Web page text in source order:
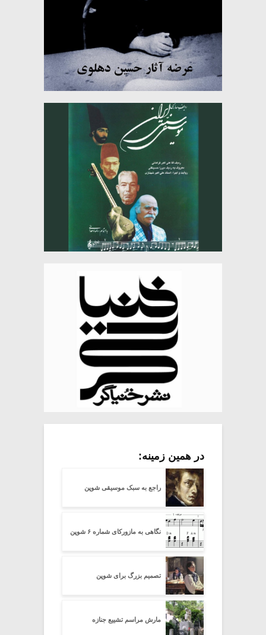
در همین زمینه:
راجع به سبک موسیقی شوپن
نگاهی به مازورکای شماره ۶ شوپن
تصمیم بزرگ برای شوپن
مارش مراسم تشییع جنازه